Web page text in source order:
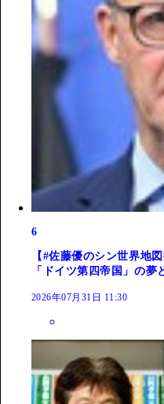
6
【#佐藤優のシン世界地
「ドイツ第四帝国」の夢
2026年07月31日 11:30